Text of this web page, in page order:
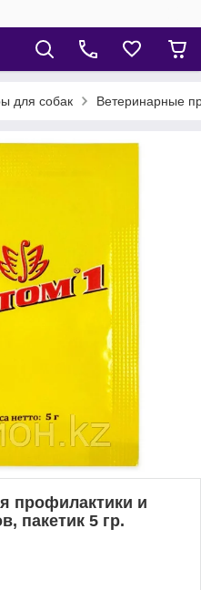
для собак Ветеринарные
профилактики и
пакетик 5 гр.